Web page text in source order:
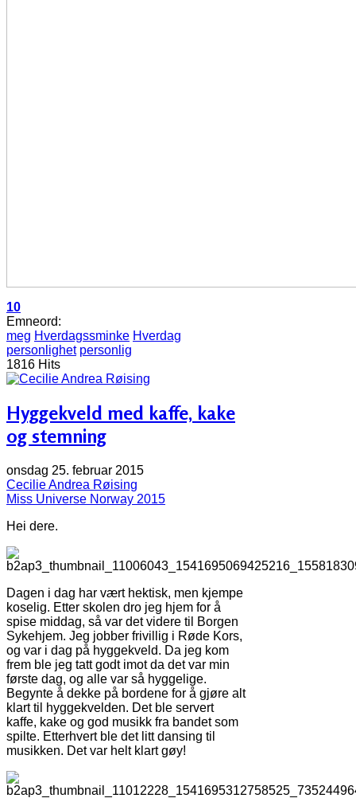
10
Emneord:
meg Hverdagssminke Hverdag
personlighet personlig
1816 Hits
Hyggekveld med kaffe, kake
og stemning
onsdag 25. februar 2015
Cecilie Andrea Røising
Miss Universe Norway 2015
Hei dere.
Dagen i dag har vært hektisk, men kjempe
koselig. Etter skolen dro jeg hjem for å
spise middag, så var det videre til Borgen
Sykehjem. Jeg jobber frivillig i Røde Kors,
og var i dag på hyggekveld. Da jeg kom
frem ble jeg tatt godt imot da det var min
første dag, og alle var så hyggelige.
Begynte å dekke på bordene for å gjøre alt
klart til hyggekvelden. Det ble servert
kaffe, kake og god musikk fra bandet som
spilte. Etterhvert ble det litt dansing til
musikken. Det var helt klart gøy!